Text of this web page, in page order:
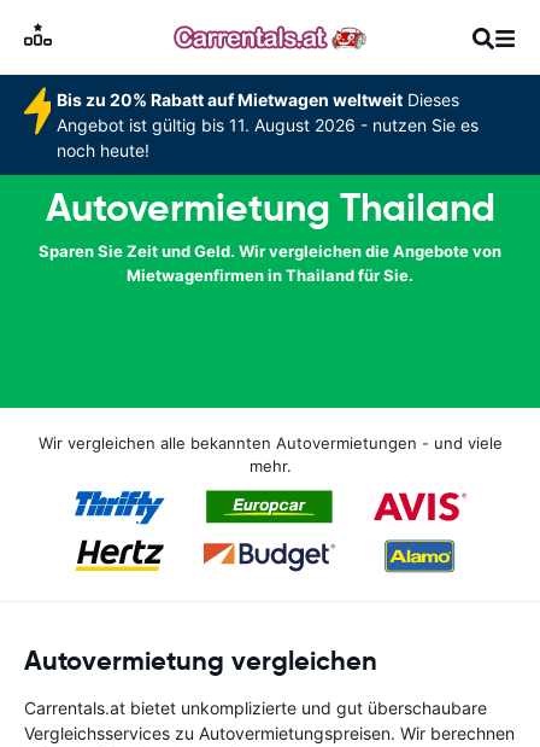
Bis zu 20% Rabatt auf Mietwagen weltweitDieses
Angebot ist gültig bis 11. August 2026 - nutzen Sie es
noch heute!
Autovermietung Thailand
Sparen Sie Zeit und Geld. Wir vergleichen die Angebote von
Mietwagenfirmen in Thailand für Sie.
Wir vergleichen alle bekannten Autovermietungen - und viele
mehr.
Autovermietung vergleichen
Carrentals.at bietet unkomplizierte und gut überschaubare
Vergleichsservices zu Autovermietungspreisen. Wir berechnen